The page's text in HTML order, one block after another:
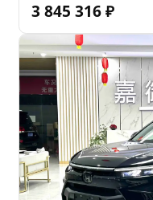
3 845 316 ₽